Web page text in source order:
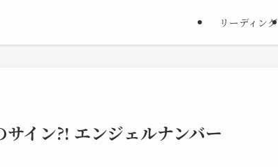
リーディング
イン?! エンジェルナンバー